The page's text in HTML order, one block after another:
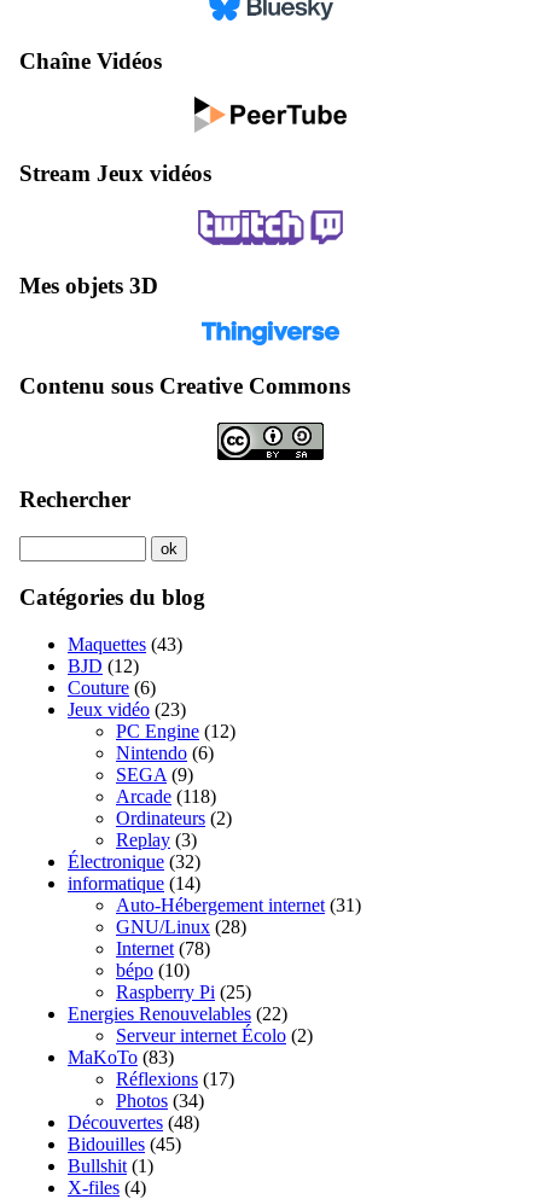
Chaîne Vidéos
Stream Jeux vidéos
Mes objets 3D
Contenu sous Creative Commons
Rechercher
Catégories du blog
Maquettes (43)
BJD (12)
Couture (6)
Jeux vidéo (23)
PC Engine (12)
Nintendo (6)
SEGA (9)
Arcade (118)
Ordinateurs (2)
Replay (3)
Électronique (32)
informatique (14)
Auto-Hébergement internet (31)
GNU/Linux (28)
Internet (78)
bépo (10)
Raspberry Pi (25)
Energies Renouvelables (22)
Serveur internet Écolo (2)
MaKoTo (83)
Réflexions (17)
Photos (34)
Découvertes (48)
Bidouilles (45)
Bullshit (1)
X-files (4)